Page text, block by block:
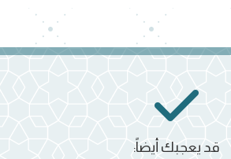
قد يعجبك أيضاً: